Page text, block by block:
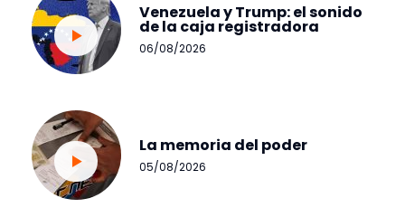
Venezuela y Trump: el sonido
de la caja registradora
06/08/2026
La memoria del poder
05/08/2026